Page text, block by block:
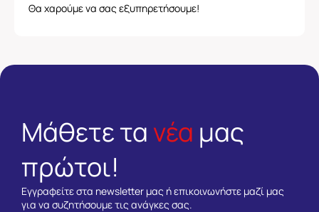
Θα χαρούμε να σας εξυπηρετήσουμε!
Μάθετε τα νέα μας
πρώτοι!
Εγγραφείτε στα newsletter μας ή επικοινωνήστε μαζί μας
για να συζητήσουμε τις ανάγκες σας.